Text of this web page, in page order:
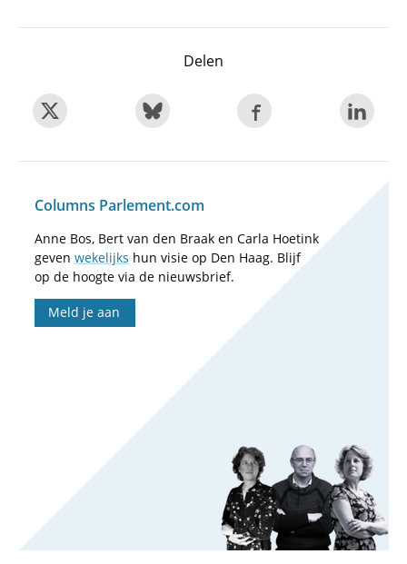
Delen
Columns Parlement.com
Anne Bos, Bert van den Braak en Carla Hoetink
geven wekelijks hun visie op Den Haag. Blijf
op de hoogte via de nieuwsbrief.
Meld je aan